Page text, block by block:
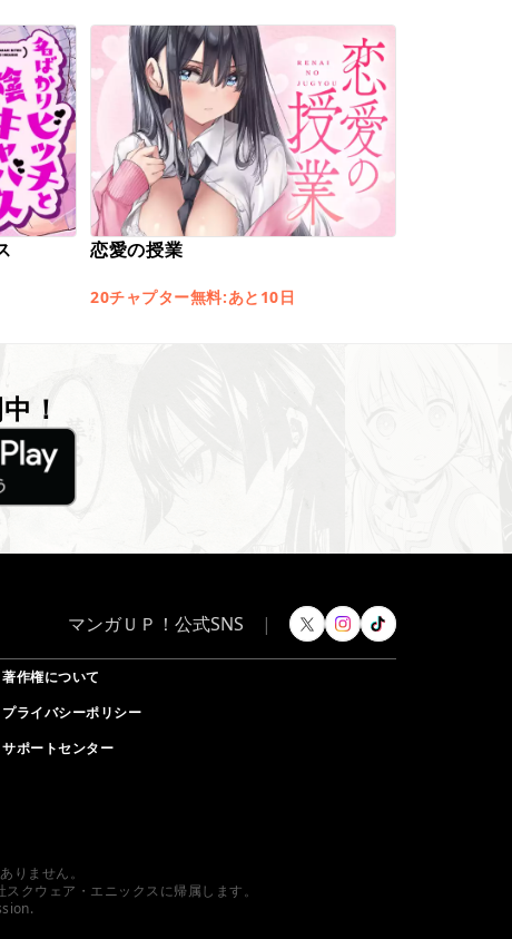
恋愛の授業
20チャプター無料:あと10日
！
マンガＵＰ！公式SNS
|
著作権について
プライバシーポリシー
サポートセンター
りません。
クウェア・エニックスに帰属します。